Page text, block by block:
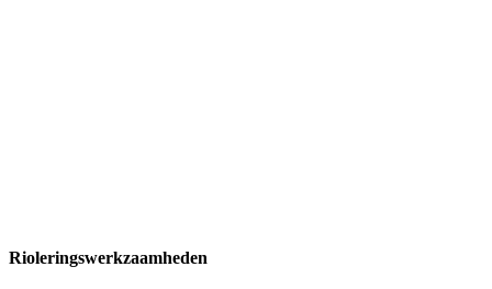
Rioleringswerkzaamheden